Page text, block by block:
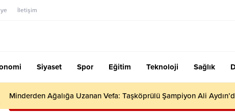
İletişim
Siyaset Spor Eğitim Teknoloji Sağlık
Minderden Ağalığa Uzanan Vefa: Taşköprülü Şampiyon Ali